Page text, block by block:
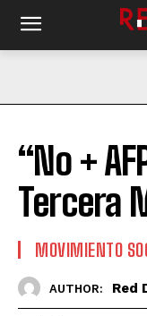
“No +
Tercera
MOVIMIENTO
AUTHOR: Red